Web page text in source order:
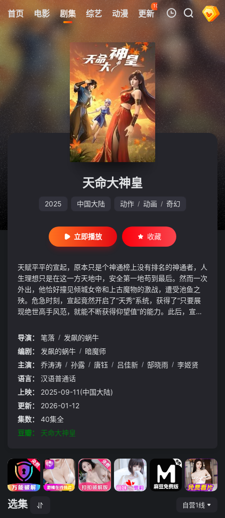
首页 电影 剧集 综艺 动漫 更新
105
热榜 APP
我的观影记录
暂无观看影片的记录
天命大神皇
2025 中国大陆 动作 / 动画 / 奇幻
立即播放 收藏
天赋平平的宣起，原本只是个神通榜上没有排名的神通者，人
生理想只是在这一方天地中，安全第一地苟到最后。然而一次
外出，他恰好撞见倾城女帝和上古魔物的激战，遭受池鱼之
殃。危急时刻，宣起竟然开启了“天秀”系统，获得了“只要展
现绝世高手风范，就能不断获得仰望值”的能力。此后，宣起
斩杀上古魔物，更连续击败异魔道高手，从此一朝成名天下
是被误会成大有深意，无数神通者视他若神明，而他也被异魔
道当成了心腹大患。
导演： 笔落 / 发飙的蜗牛
编剧：
发飙的蜗牛 / 暗魔师
主演：
乔涛涛 / 孙露 / 唐钰 / 吕佳新 / 郜晓雨 / 李姬贤
语言：
汉语普通话
上映：
2025-09-11(中国大陆)
更新：
2026-01-12
集数：
40集全
豆瓣：
天命大神皇
选集 自营1线